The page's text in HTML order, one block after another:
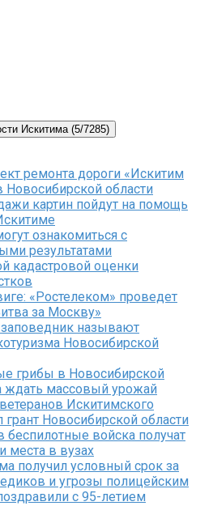
Искитима (5/7285)
ремонта дороги «Искитим
области
картин пойдут на помощь
ознакомиться с
результатами
кадастровой оценки
«Ростелеком» проведет
за Москву»
называют
Новосибирской
грибы в Новосибирской
ждать массовый урожай
Искитимского
Новосибирской области
войска получат
места в вузах
получил условный срок за
и угрозы полицейским
с 95-летием